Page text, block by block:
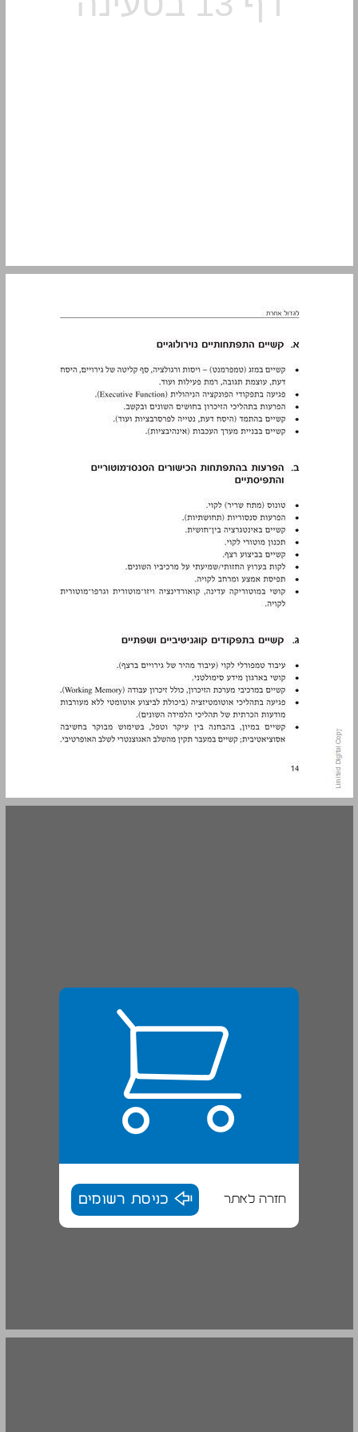
א. קשיים התפתחותיים נוירולוגיים ... 14
ד. קשיים בהתפתחות הרגשית והחברתית — לקות למידה־קשב־וריכוז כמבנה נפשי ייחודי (Unique State of Mind) ... 15
חזרה לאתר כניסת רשומים
3. הורות לילדים הסובלים מלקויות למידה־קשב־וריכוז ... 16